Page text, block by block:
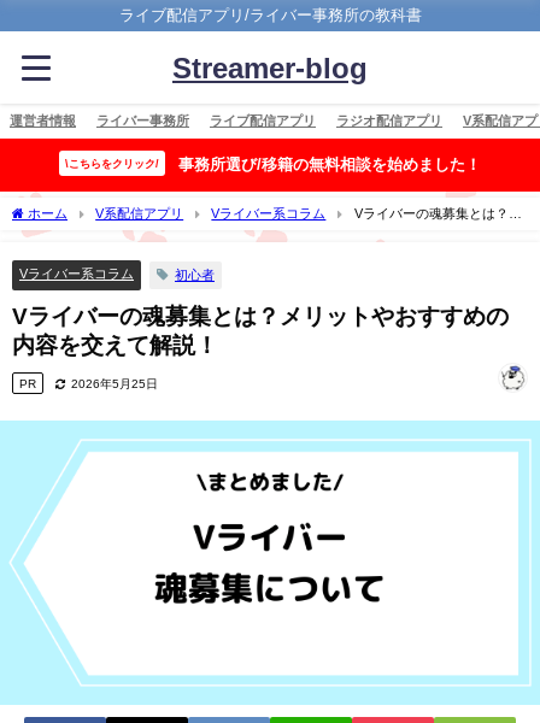
ライブ配信アプリ/ライバー事務所の教科書
Streamer-blog
運営者情報 ライバー事務所 ライブ配信アプリ ラジオ配信アプリ V系配信アプ
\こちらをクリック/ 事務所選び/移籍の無料相談を始めました！
ホーム V系配信アプリ Vライバー系コラム
Vライバーの魂募集とは？メ
リットやおすすめの内容を交えて解説！
Vライバー系コラム 初心者
Vライバーの魂募集とは？メリットやおすすめの
内容を交えて解説！
PR 2026年5月25日